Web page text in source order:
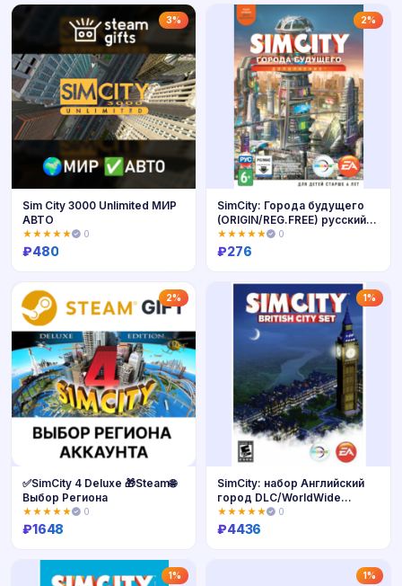
Купить Купить
3%
Sim City 3000 Unlimited МИР
АВТО
★★★★★ 0
₽480
2%
Купить
SimCity: Города будущего
(ORIGIN/REG.FREE) русский
язык
★★★★★ 0
₽276
2%
Купить
✅SimCity 4 Deluxe 🎁Steam🌐
Выбор Региона
★★★★★ 0
₽1648
1%
SimCity: набор Английский
город DLC/WorldWide
PHOTO Mul
★★★★★ 0
₽4436
1% 1%